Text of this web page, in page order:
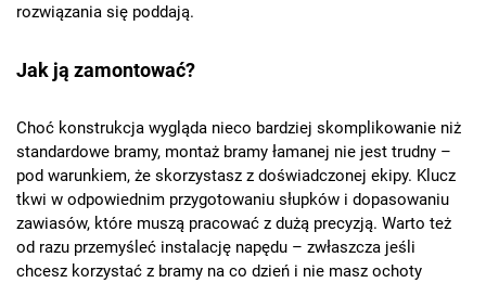
rozwiązania się poddają.
Jak ją zamontować?
Choć konstrukcja wygląda nieco bardziej skomplikowanie niż
standardowe bramy, montaż bramy łamanej nie jest trudny –
pod warunkiem, że skorzystasz z doświadczonej ekipy. Klucz
tkwi w odpowiednim przygotowaniu słupków i dopasowaniu
zawiasów, które muszą pracować z dużą precyzją. Warto też
od razu przemyśleć instalację napędu – zwłaszcza jeśli
chcesz korzystać z bramy na co dzień i nie masz ochoty